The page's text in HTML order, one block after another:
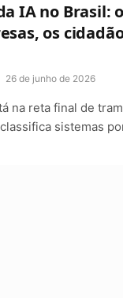
IA no Brasil:
os
26 de junho de 2026
na reta final de
sistemas